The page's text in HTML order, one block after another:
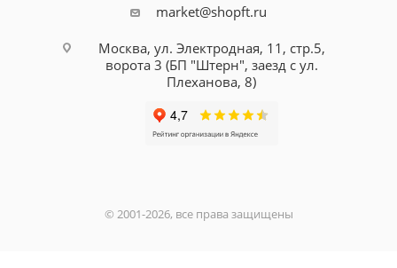
market@shopft.ru
Москва, ул. Электродная, 11, стр.5,
ворота 3 (БП "Штерн", заезд с ул.
Плеханова, 8)
© 2001-2026, все права защищены